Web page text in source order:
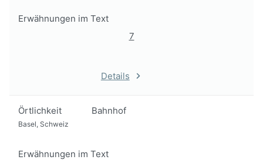
Erwähnungen im Text
7
Details
Örtlichkeit Bahnhof
Basel, Schweiz
Erwähnungen im Text